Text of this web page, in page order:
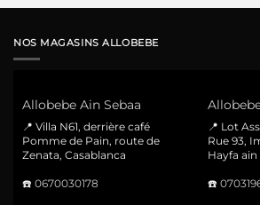
NOS MAGASINS ALLOBEBE
Allobebe Ain Sebaa
📍 Villa N61, derrière café
Pomme de Pain, route de
Zenata, Casablanca
☎️ 0670030178
📍 Lot
Rue 93,
Hayfa
☎️